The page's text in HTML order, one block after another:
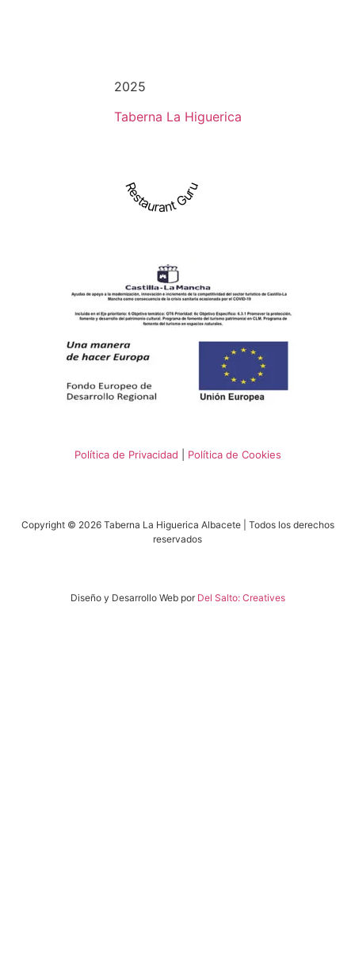
2025
Taberna La Higuerica
Restaurant Guru
Política de Privacidad Política de Cookies
Copyright © 2026 Taberna La Higuerica Albacete | Todos los derechos
reservados
Diseño y Desarrollo Web por Del Salto: Creatives